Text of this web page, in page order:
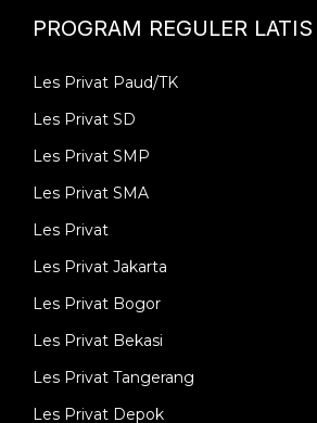
PROGRAM REGULER
Les Privat Paud/TK
Les Privat SD
Les Privat SMP
Les Privat SMA
Les Privat
Les Privat Jakarta
Les Privat Bogor
Les Privat Bekasi
Les Privat Tangerang
Les Privat Depok